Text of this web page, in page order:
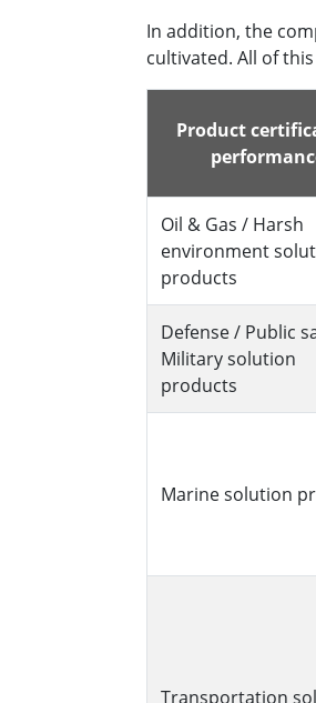
In addition, the
cultivated. All of
Product
Oil & Gas / Harsh
environment
products
Defense / Public
Military solution
products
Marine solution
Transportation